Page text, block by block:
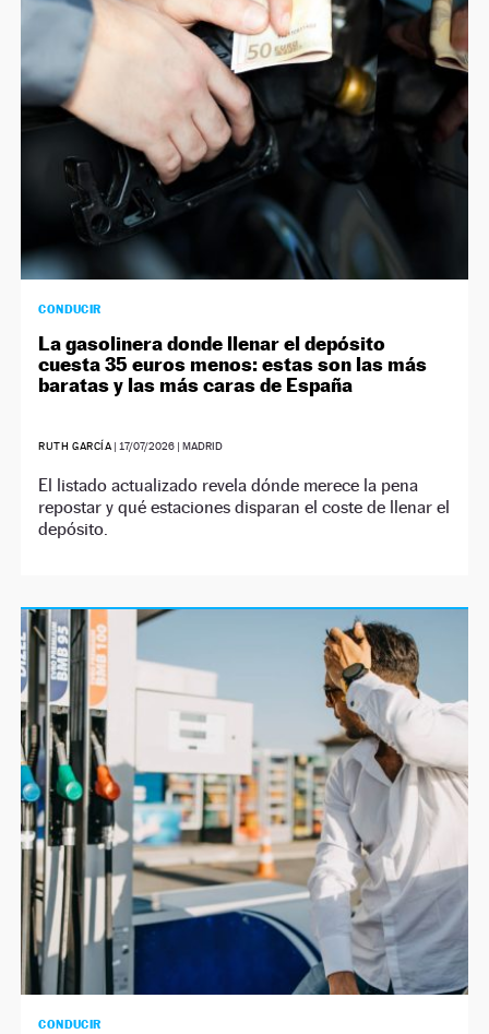
SÍGUENOS
CONDUCIR
La gasolinera donde llenar el depósito
cuesta 35 euros menos: estas son las más
baratas y las más caras de España
RUTH GARCÍA | 17/07/2026 | MADRID
El listado actualizado revela dónde merece la pena
repostar y qué estaciones disparan el coste de llenar el
depósito.
CONDUCIR